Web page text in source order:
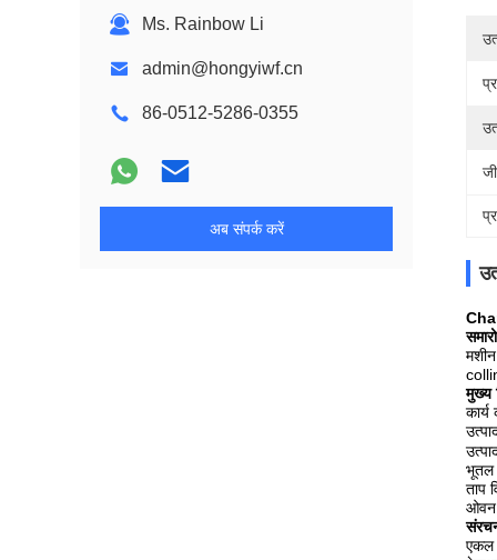
Ms. Rainbow Li
admin@hongyiwf.cn
86-0512-5286-0355
अब संपर्क करें
मुख्य
भूतल
ताप
ओवन
एकल